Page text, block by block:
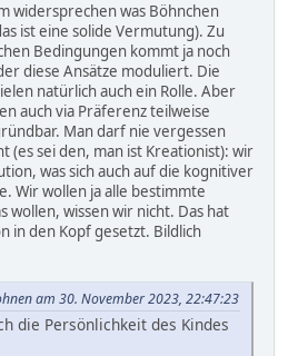
widersprechen was Böhnchen
ist eine solide Vermutung). Zu
Bedingungen kommt ja noch
diese Ansätze moduliert. Die
natürlich auch ein Rolle. Aber
auch via Präferenz teilweise
Man darf nie vergessen
(es sei den, man ist Kreationist): wir
was sich auch auf die kognitiver
Wir wollen ja alle bestimmte
wollen, wissen wir nicht. Das hat
in den Kopf gesetzt. Bildlich
am 30. November 2023, 22:47:23
die Persönlichkeit des Kindes